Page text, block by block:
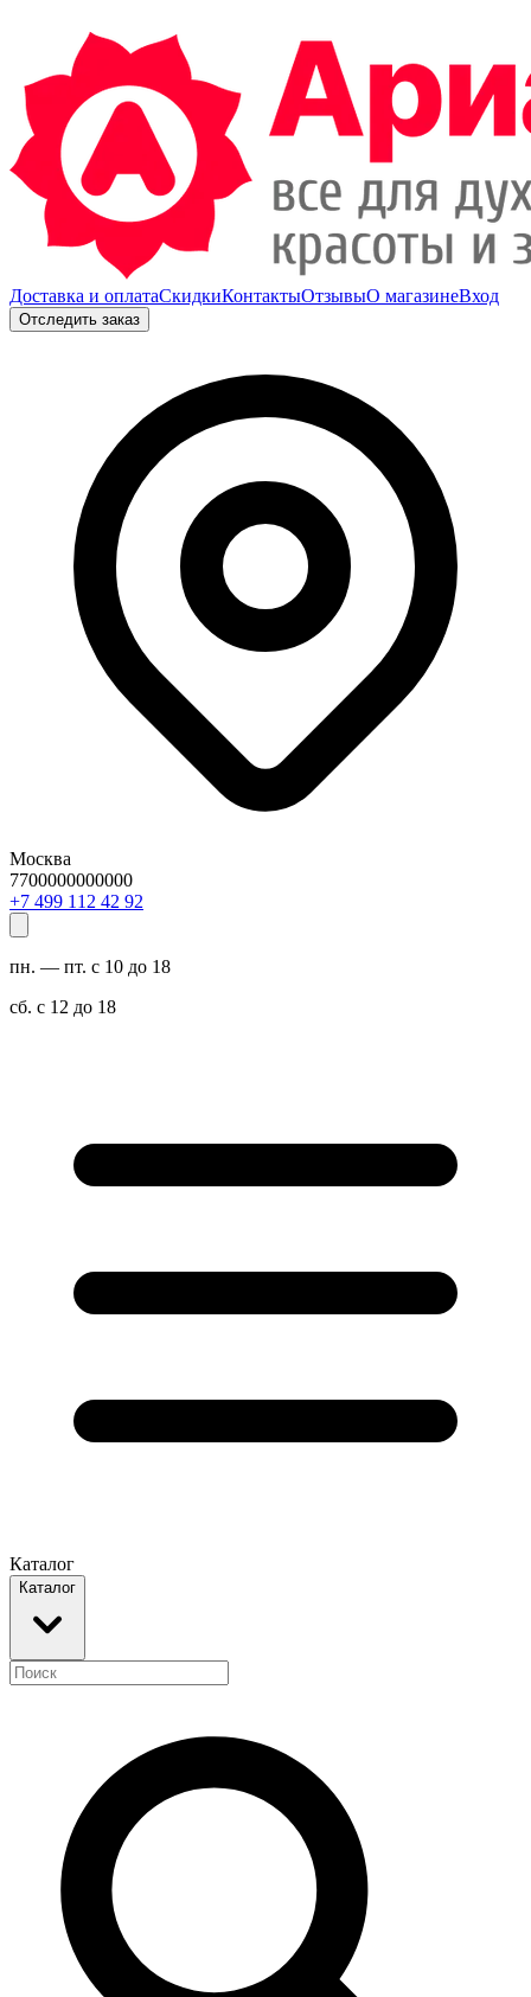
Доставка и оплатаСкидкиКонтактыОтзывыО магазинеВход
Отследить заказ
Москва
7700000000000
29 24 211 994 7+
пн. — пт. с 10 до 18
сб. с 12 до 18
Каталог
Каталог